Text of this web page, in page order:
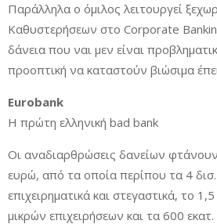
Παράλληλα ο όμιλος λειτουργεί
Καθυστερήσεων στο Corporate
δάνεια που ναι μεν είναι
προοπτική να καταστούν βιώσιμα
Eurobank
Η πρώτη ελληνική bad bank
Οι αναδιαρθρώσεις δανείων
ευρώ, από τα οποία περίπου τα 4 δισ.
επιχειρηματικά και στεγαστικά, το
μικρών επιχειρήσεων και τα 600